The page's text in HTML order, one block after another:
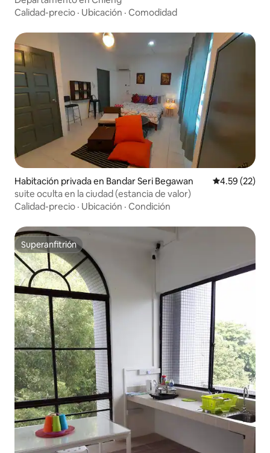
Calidad-precio · Ubicación · Comodidad
Habitación privada en Bandar Seri Begawan Calificación
4.59 (22)
suite oculta en la ciudad (estancia de valor)
Calidad-precio · Ubicación · Condición
Superanfitrión
Superanfitrión